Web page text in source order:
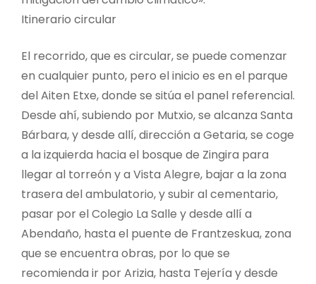
Itinerario circular
El recorrido, que es circular, se puede comenzar
en cualquier punto, pero el inicio es en el parque
del Aiten Etxe, donde se sitúa el panel referencial.
Desde ahí, subiendo por Mutxio, se alcanza Santa
Bárbara, y desde allí, dirección a Getaria, se coge
a la izquierda hacia el bosque de Zingira para
llegar al torreón y a Vista Alegre, bajar a la zona
trasera del ambulatorio, y subir al cementario,
pasar por el Colegio La Salle y desde allí a
Abendaño, hasta el puente de Frantzeskua, zona
que se encuentra obras, por lo que se
recomienda ir por Arizia, hasta Tejería y desde